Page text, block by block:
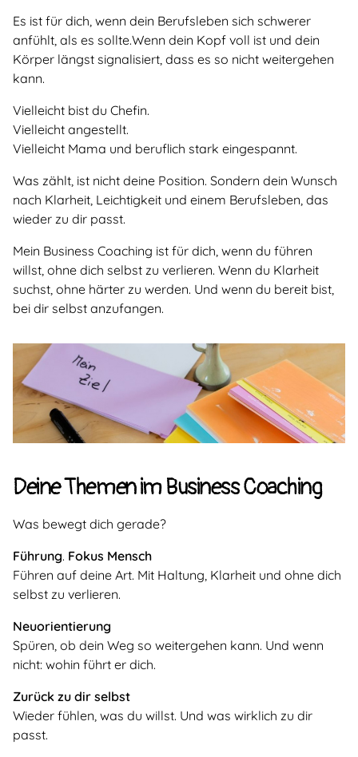
Es ist für dich, wenn dein Berufsleben sich schwerer
anfühlt, als es sollte.Wenn dein Kopf voll ist und dein
Körper längst signalisiert, dass es so nicht weitergehen
kann.
Vielleicht bist du Chefin.
Vielleicht angestellt.
Vielleicht Mama und beruflich stark eingespannt.
Was zählt, ist nicht deine Position. Sondern dein Wunsch
nach Klarheit, Leichtigkeit und einem Berufsleben, das
wieder zu dir passt.
Mein Business Coaching ist für dich, wenn du führen
willst, ohne dich selbst zu verlieren. Wenn du Klarheit
suchst, ohne härter zu werden. Und wenn du bereit bist,
bei dir selbst anzufangen.
Deine Themen im Business Coaching
Was bewegt dich gerade?
Führung. Fokus Mensch
Führen auf deine Art. Mit Haltung, Klarheit und ohne dich
selbst zu verlieren.
Neuorientierung
Spüren, ob dein Weg so weitergehen kann. Und wenn
nicht: wohin führt er dich.
Zurück zu dir selbst
Wieder fühlen, was du willst. Und was wirklich zu dir
passt.